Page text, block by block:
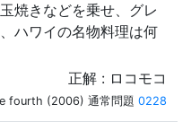
焼きなどを乗せ、グレ
ハワイの名物料理は何
正解 : ロコモコ
fourth (2006) 通常問題 0228